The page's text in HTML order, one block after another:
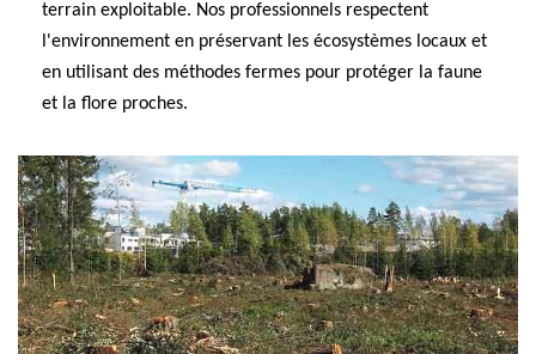
terrain exploitable. Nos professionnels respectent
l'environnement en préservant les écosystèmes locaux et
en utilisant des méthodes fermes pour protéger la faune
et la flore proches.